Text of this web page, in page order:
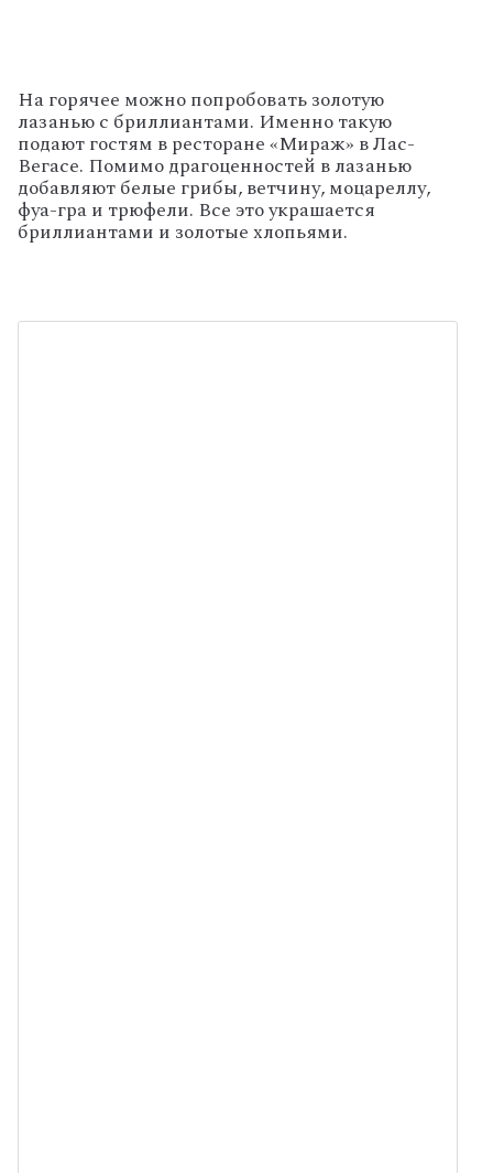
На горячее можно попробовать золотую
лазанью с бриллиантами. Именно такую
подают гостям в ресторане «Мираж» в Лас-
Вегасе. Помимо драгоценностей в лазанью
добавляют белые грибы, ветчину, моцареллу,
фуа-гра и трюфели. Все это украшается
бриллиантами и золотые хлопьями.